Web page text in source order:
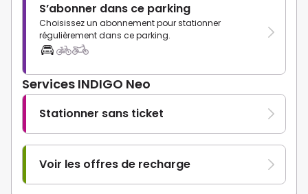
S’abonner dans ce parking
Choisissez un abonnement pour stationner
régulièrement dans ce parking.
Services INDIGO Neo
Stationner sans ticket
Voir les offres de recharge